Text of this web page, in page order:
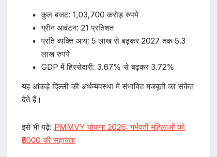
कुल बजट: 1,03,700 करोड़ रुपये
ग्रीन आवंटन: 21 प्रतिशत
प्रति व्यक्ति आय: 5 लाख से बढ़कर 2027 तक 5.3
लाख रुपये
GDP में हिस्सेदारी: 3.67% से बढ़कर 3.72%
यह आंकड़े दिल्ली की अर्थव्यवस्था में संभावित मजबूती का संकेत
देते हैं।
इसे भी पढ़े: PMMVY योजना 2026: गर्भवती महिलाओं को
₹5000 की सहायता